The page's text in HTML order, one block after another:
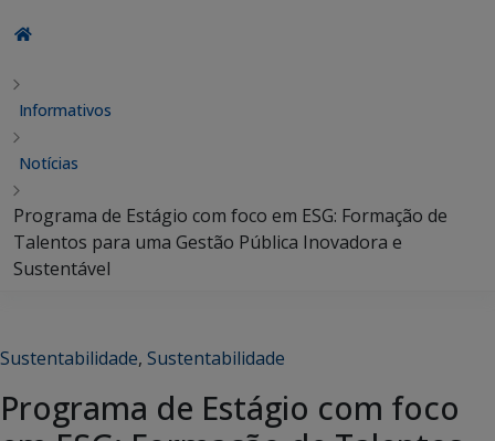
Informativos
Notícias
Programa de Estágio com foco em ESG: Formação de
Talentos para uma Gestão Pública Inovadora e
Sustentável
Sustentabilidade, Sustentabilidade
Programa de Estágio com foco